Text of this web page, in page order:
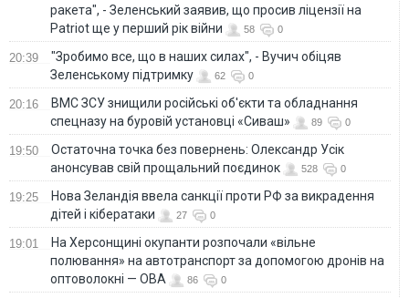
ракета", - Зеленський заявив, що просив ліцензії на
Patriot ще у перший рік війни
58 0
20:39
"Зробимо все, що в наших силах", - Вучич обіцяв
Зеленському підтримку
62 0
20:16
ВМС ЗСУ знищили російські об'єкти та обладнання
спецназу на буровій установці «Сиваш»
89 0
19:50
Остаточна точка без повернень: Олександр Усік
анонсував свій прощальний поєдинок
528 0
19:25
Нова Зеландія ввела санкції проти РФ за викрадення
дітей і кібератаки
27 0
19:01
На Херсонщині окупанти розпочали «вільне
полювання» на автотранспорт за допомогою дронів на
оптоволокні — ОВА
86 0